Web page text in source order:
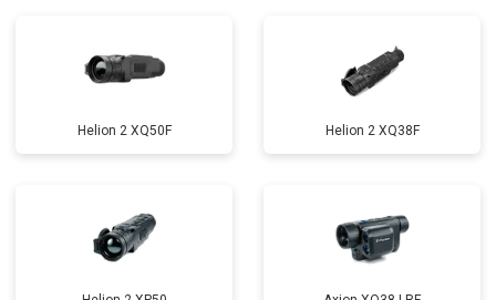
Helion 2 XQ50F Helion 2 XQ38F